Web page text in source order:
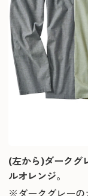
(左から)ダークグ
ルオレンジ。